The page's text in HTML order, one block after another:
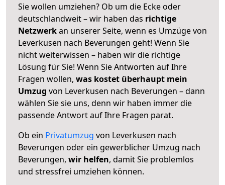
Sie wollen umziehen? Ob um die Ecke oder
deutschlandweit – wir haben das richtige
Netzwerkan unserer Seite, wenn es Umzüge von
Leverkusen nach Beverungen geht! Wenn Sie
nicht weiterwissen – haben wir die richtige
Lösung für Sie! Wenn Sie Antworten auf Ihre
Fragen wollen, was kostet überhaupt mein
Umzug von Leverkusen nach Beverungen – dann
wählen Sie sie uns, denn wir haben immer die
passende Antwort auf Ihre Fragen parat.
Ob ein Privatumzug von Leverkusen nach
Beverungen oder ein gewerblicher Umzug nach
Beverungen, wir helfen, damit Sie problemlos
und stressfrei umziehen können.